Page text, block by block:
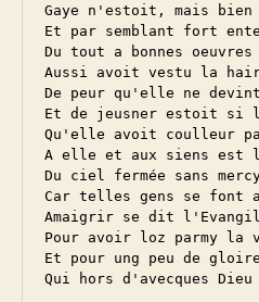
Gaye n'estoit, mais bien
Et par semblant fort
Du tout a bonnes
Aussi avoit vestu la
De peur qu'elle ne
Et de jeusner estoit si
Qu'elle avoit coulleur
A elle et aux siens est
Du ciel fermée sans
Car telles gens se font
Amaigrir se dit
Pour avoir loz parmy la
Et pour ung peu de